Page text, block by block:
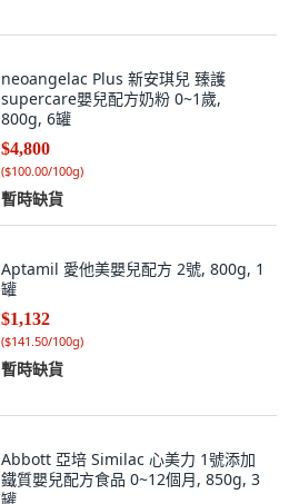
neoangelac Plus 新安琪兒 臻護
supercare嬰兒配方奶粉 0~1歲,
800g, 6罐
$4,800
($100.00/100g)
暫時缺貨
Aptamil 愛他美嬰兒配方 2號, 800g, 1
罐
$1,132
($141.50/100g)
暫時缺貨
Abbott 亞培 Similac 心美力 1號添加
鐵質嬰兒配方食品 0~12個月, 850g, 3
罐